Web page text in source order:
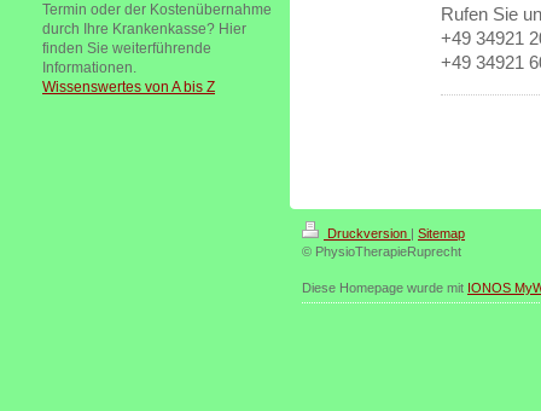
Rufen Sie
+49 34921
+49 34921
Termin oder der Kostenübernahme
durch Ihre Krankenkasse? Hier
finden Sie weiterführende
Informationen.
Wissenswertes von A bis Z
Druckversion | Sitemap
© PhysioTherapieRuprecht
Diese Homepage wurde mit IONOS